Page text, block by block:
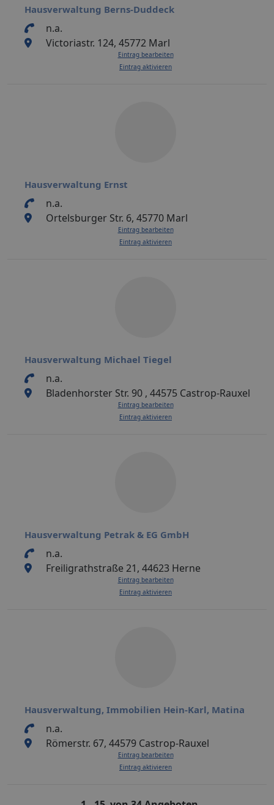
Hausverwaltung Berns-Duddeck
n.a.
Victoriastr. 124, 45772 Marl
Eintrag bearbeiten
Eintrag aktivieren
Hausverwaltung Ernst
n.a.
Ortelsburger Str. 6, 45770 Marl
Eintrag bearbeiten
Eintrag aktivieren
Hausverwaltung Michael Tiegel
n.a.
Bladenhorster Str. 90 , 44575 Castrop-Rauxel
Eintrag bearbeiten
Eintrag aktivieren
Hausverwaltung Petrak & EG GmbH
n.a.
Freiligrathstraße 21, 44623 Herne
Eintrag bearbeiten
Eintrag aktivieren
Hausverwaltung, Immobilien Hein-Karl, Matina
n.a.
Römerstr. 67, 44579 Castrop-Rauxel
Eintrag bearbeiten
Eintrag aktivieren